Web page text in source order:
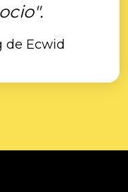
de Ecwid